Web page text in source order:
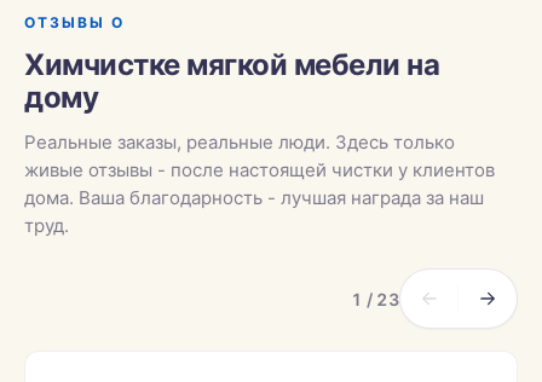
ОТЗЫВЫ О
Химчистке мягкой мебели на
дому
Реальные заказы, реальные люди. Здесь только
живые отзывы - после настоящей чистки у клиентов
дома. Ваша благодарность - лучшая награда за наш
труд.
1 / 23